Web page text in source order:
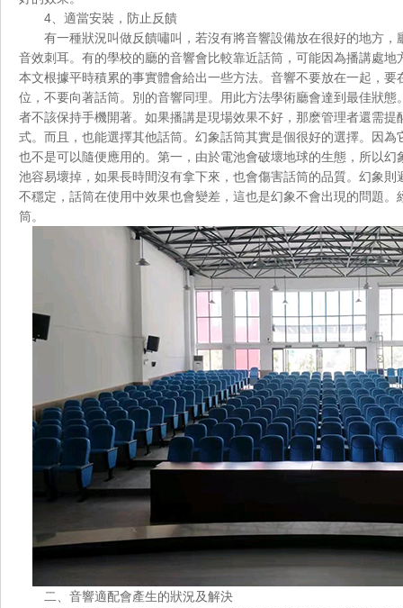
4、適當安裝，防止反饋
有一種狀況叫做反饋嘯叫，若沒有將音響設備放在很好的地方
音效刺耳。有的學校的廳的音響會比較靠近話筒，可能因為播講處地方
本文根據平時積累的事實體會給出一些方法。音響不要放在一起，要在
位，不要向著話筒。別的音響同理。用此方法學術廳會達到最佳狀態
者不該保持手機開著。如果播講是現場效果不好，那麽管理者還
式。而且，也能選擇其他話筒。幻象話筒其實是個很好的選擇。因
也不是可以隨便應用的。第一，由於電池會破壞地球的生態，所以幻
池容易壞掉，如果長時間沒有拿下來，也會傷害話筒的品質。幻象則
不穩定，話筒在使用中效果也會變差，這也是幻象不會出現的問題
筒。
二、音響適配會產生的狀況及解決